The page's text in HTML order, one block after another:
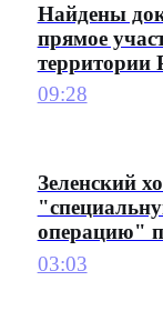
Найдены
прямое
территории
09:28
Зеленский
операцию"
03:03